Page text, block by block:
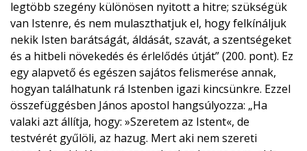
legtöbb szegény különösen nyitott a hitre; szükségük
van Istenre, és nem mulaszthatjuk el, hogy felkínáljuk
nekik Isten barátságát, áldását, szavát, a szentségeket
és a hitbeli növekedés és érlelődés útját” (200. pont). Ez
egy alapvető és egészen sajátos felismerése annak,
hogyan találhatunk rá Istenben igazi kincsünkre. Ezzel
összefüggésben János apostol hangsúlyozza: „Ha
valaki azt állítja, hogy: »Szeretem az Istent«, de
testvérét gyűlöli, az hazug. Mert aki nem szereti